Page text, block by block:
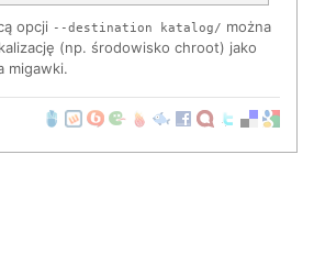
opcji --destination katalog/ można
(np. środowisko chroot) jako
migawki.